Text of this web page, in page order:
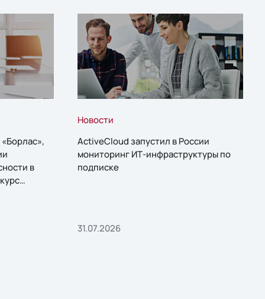
в
Новости
ActiveCloud запустил в России
мониторинг ИТ-инфраструктуры по
подписке
31.07.2026